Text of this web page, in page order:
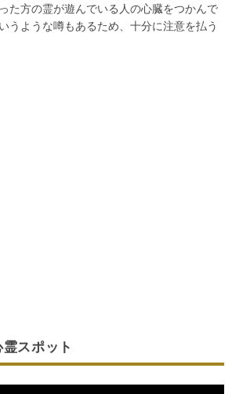
た方の霊が遊んでいる人の心臓をつかんで
うような噂もあるため、十分に注意を払う
スポット